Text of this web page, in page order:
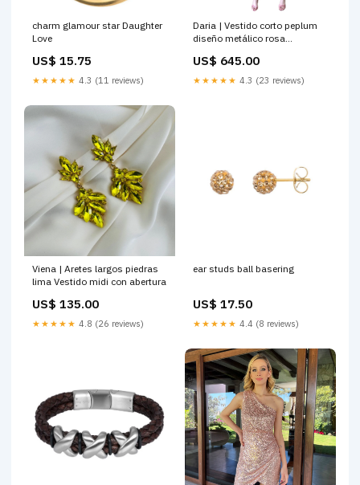
charm glamour star Daughter
Love
US$ 15.75
★★★★★ 4.3 (11 reviews)
Daria | Vestido corto peplum
diseño metálico rosa
US$ 645.00
★★★★★ 4.3 (23 reviews)
Viena | Aretes largos piedras
lima Vestido midi con abertura
US$ 135.00
★★★★★ 4.8 (26 reviews)
ear studs ball basering
US$ 17.50
★★★★★ 4.4 (8 reviews)